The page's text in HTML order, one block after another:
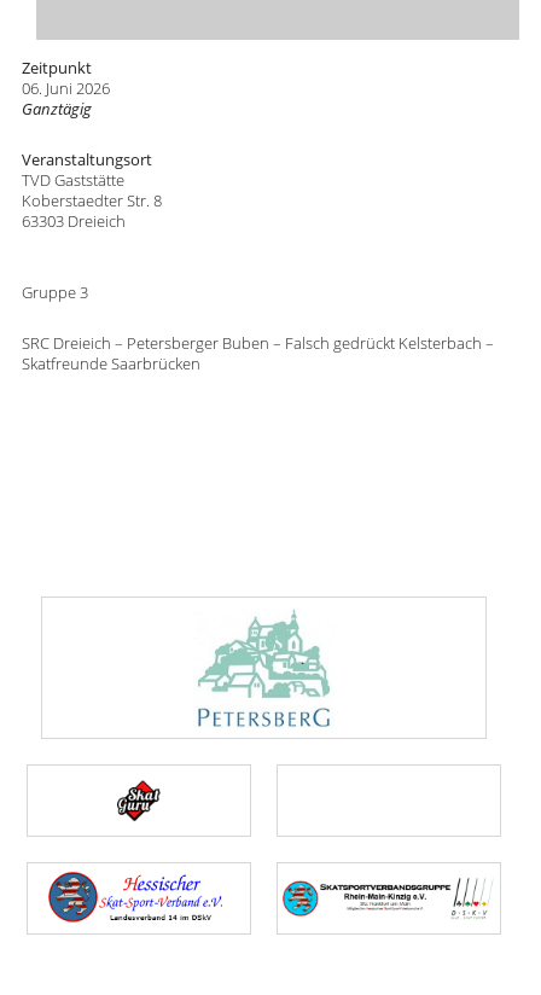
Zeitpunkt
06. Juni 2026
Ganztägig
Veranstaltungsort
TVD Gaststätte
Koberstaedter Str. 8
63303 Dreieich
Gruppe 3
SRC Dreieich – Petersberger Buben – Falsch gedrückt Kelsterbach –
Skatfreunde Saarbrücken